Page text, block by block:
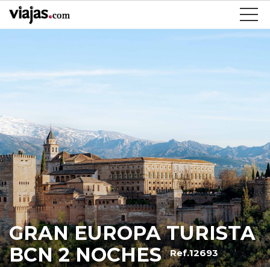
GRAN EUROPA TURISTA
BCN 2 NOCHES Ref.12693